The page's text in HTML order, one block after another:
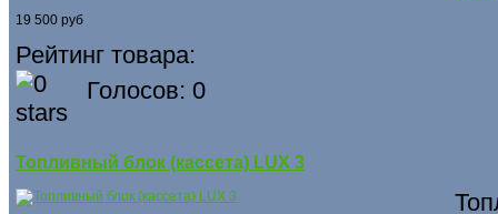
19 500 руб
Рейтинг товара:
Голосов: 0
Топливный блок (кассета) LUX 3